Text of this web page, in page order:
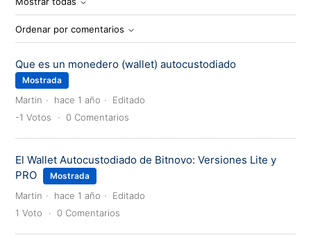
Ordenar por comentarios
Que es un monedero (wallet) autocustodiado
Mostrada
Martin hace 1 año
Editado
-1 Votos 0 Comentarios
El Wallet Autocustodiado de Bitnovo: Versiones Lite y
PRO
Mostrada
Martin hace 1 año
Editado
1 Voto 0 Comentarios